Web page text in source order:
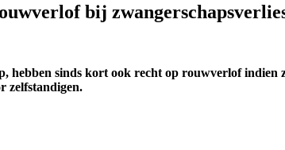
bij
hebben sinds kort ook recht op rouwverlof
zelfstandigen.